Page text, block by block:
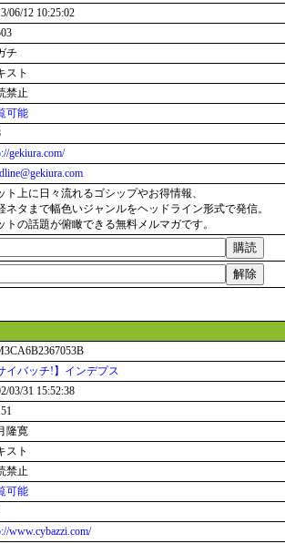
06/12 10:25:02
チ
スト
禁止
可能
gekiura.com/
ト上に日々流れるゴシップやお得情報、
ネタまで幅色いジャンルをヘッドライン形式で発信。
トの話題が俯瞰できる無料メルマガです。
イバッチ!】インデプス
03/31 15:52:38
隆寛
スト
禁止
可能
www.cybazzi.com/